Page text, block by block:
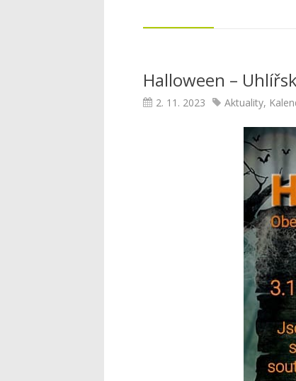
Halloween –
2. 11. 2023 Aktuality,